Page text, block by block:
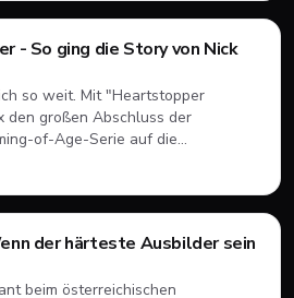
- So ging die Story von Nick
so weit. Mit "Heartstopper
den großen Abschluss der
of-Age-Serie auf die
Staffel gab es diesmal einen
Wir blicken zurück, wie sich Nick
der härteste Ausbilder sein
beim österreichischen